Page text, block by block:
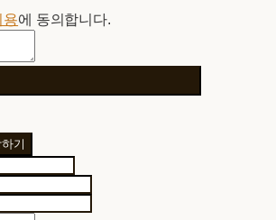
용에 동의합니다.
기